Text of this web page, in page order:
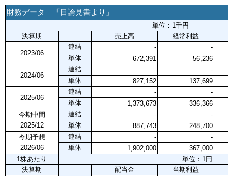
財務データ 「目論見書より」
単位：1千円
決算期
売上高 経常利益
2023/06
連結 -
-
単体
672,391 56,236
2024/06
連結 -
-
単体
827,152 137,699
2025/06
連結 -
-
単体
1,373,673
336,366
今期中間
2025/12
連結 -
-
単体
887,743
248,700
今期予想
2026/06
連結 -
-
単体
1,902,000
367,000
1株あたり
単位：1円
決算期
配当金 当期利益